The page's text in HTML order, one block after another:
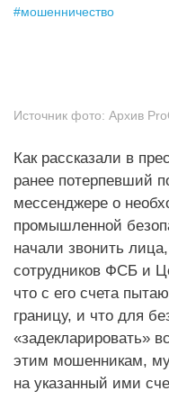
#мошенничество
Источник фото: Архив
Как рассказали в
ранее потерпевший
мессенджере о
промышленной
начали звонить
сотрудников ФСБ и
что с его счета
границу, и что для
«задекларировать»
этим мошенникам,
на указанный ими